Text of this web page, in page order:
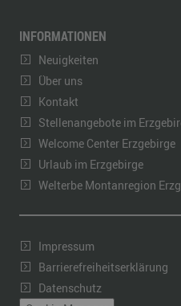
INFORMATIONEN
Neuigkeiten
Über uns
Kontakt
Stellenangebote im
Welcome Center Erzgebirge
Urlaub im Erzgebirge
Welterbe Montanregion
Impressum
Barrierefreiheitserklärung
Datenschutz